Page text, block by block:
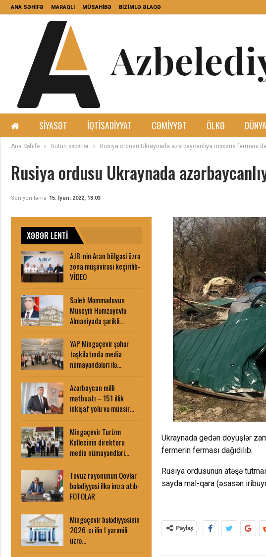
ANA SƏHİFƏ MARAQLI MÜSAHİBƏ BİZİMLƏ ƏLAQƏ
SIYASƏT İQTISADIYYAT CƏMIYYƏT ÖLKƏ DÜNYA
Ana Səhifə Bütün xəbərlər Rusiya ordusu Ukraynada azərbaycanlıya məxsus fermanı
Rusiya ordusu Ukraynada
Son yeniləmə 15. İyun. 2022, 13:03
Ukraynada gedən döyüşlər
fermerin ferması dağıdılıb.
Rusiya ordusunun atəşə
sayda mal-qara (əsasən
Paylaş
XƏBƏR LENTİ
AJB-nin Aran bölgəsi üzrə
zona müşavirəsi keçirilib-
VİDEO
Saleh Məmmədovun
Müseyib Həmzəyevlə
Almaniyada şərikli…
YAP Mingəçevir şəhər
təşkilatında media
nümayəndələri ilə…
Azərbaycan milli
mətbuatı – 151 illik
inkişaf yolu və müasir…
Mingəçevir Turizm
Kollecinin direktoru
media nümayəndləri…
Tovuz rayonunun Qovlar
bələdiyyəsi ilkə imza atıb-
FOTOLAR
Mingəçevir bələdiyyəsinin
2026-cı ilin I yarımili
üzrə…